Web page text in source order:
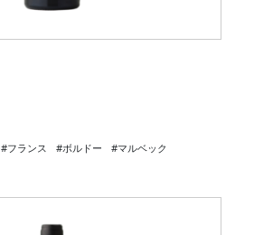
#フランス #ボルドー
#マルベック